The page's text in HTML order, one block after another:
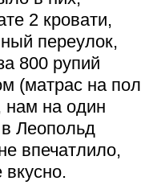
2 кровати,
переулок,
800 рупий
(матрас на пол
нам на один
Леопольд
впечатлило,